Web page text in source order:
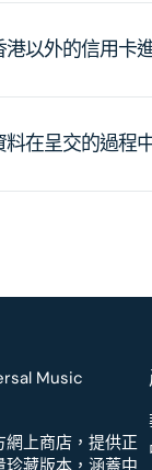
以外的信用卡
在呈交的過程
網上商店，提供正